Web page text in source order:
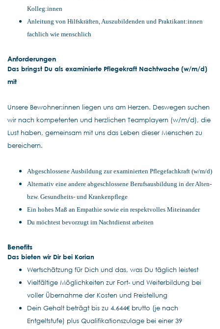
Kolleg:innen
Anleitung von Hilfskräften, Auszubildenden und Praktikant:innen
fachlich wie menschlich
Anforderungen
Das bringst Du als examinierte Pflegekraft Nachtwache (w/m/d)
mit
Unsere Bewohner:innen liegen uns am Herzen. Deswegen suchen
wir nach kompetenten und herzlichen Teamplayern (w/m/d), die
Lust haben, gemeinsam mit uns das Leben dieser Menschen zu
bereichern.
Abgeschlossene Ausbildung zur examinierten Pflegefachkraft (w/m/d)
Alternativ eine andere abgeschlossene Berufsausbildung in der Alten-
bzw. Gesundheits- und Krankenpflege
Ein hohes Maß an Empathie sowie ein respektvolles Miteinander
Du möchtest bevorzugt im Nachtdienst arbeiten
Benefits
Das bieten wir Dir bei Korian
Wertschätzung für Dich und das, was Du täglich leistest
Vielfältige Möglichkeiten zur Fort- und Weiterbildung bei
voller Übernahme der Kosten und Freistellung
Dein Gehalt beträgt bis zu 4.644€ brutto (je nach
Entgeltstufe) plus Qualifikationszulage bei einer 39